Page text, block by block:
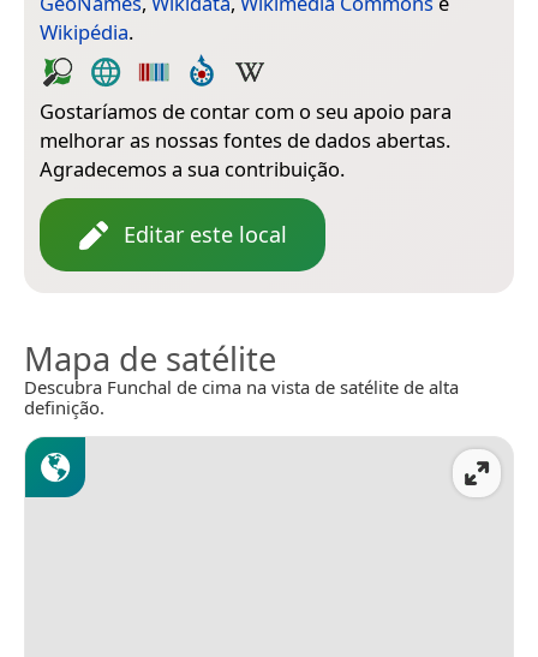
Wikipédia.
Gostaríamos de contar com o seu apoio para
melhorar as nossas fontes de dados abertas.
Agradecemos a sua contribuição.
Editar este local
Mapa de satélite
Descubra Funchal de cima na vista de satélite de alta
definição.